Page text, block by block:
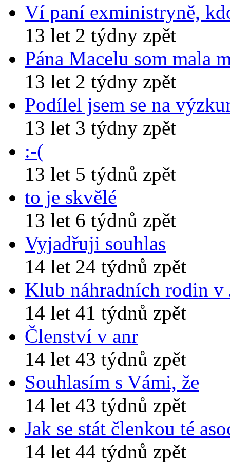
Ví paní exministryně,
13 let 2 týdny zpět
Pána Macelu som mala
13 let 2 týdny zpět
Podílel jsem se na
13 let 3 týdny zpět
:-(
13 let 5 týdnů zpět
to je skvělé
13 let 6 týdnů zpět
Vyjadřuji souhlas
14 let 24 týdnů zpět
Klub náhradních rodin v
14 let 41 týdnů zpět
Členství v anr
14 let 43 týdnů zpět
Souhlasím s Vámi, že
14 let 43 týdnů zpět
Jak se stát členkou té
14 let 44 týdnů zpět